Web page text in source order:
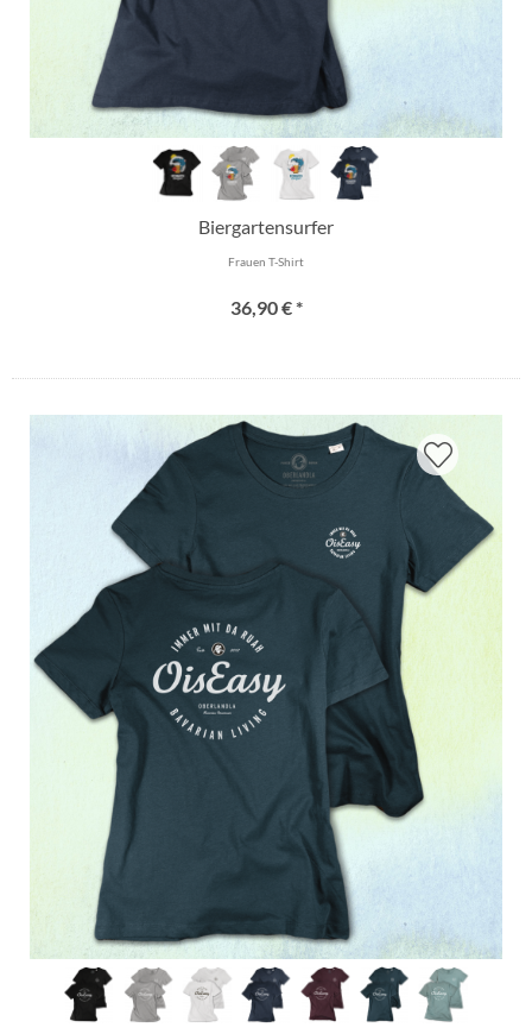
Biergartensurfer
Frauen T-Shirt
36,90 € *